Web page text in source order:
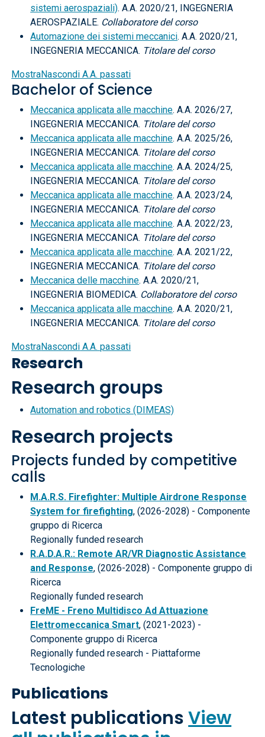
sistemi aerospaziali). A.A. 2020/21, INGEGNERIA
AEROSPAZIALE. Collaboratore del corso
Automazione dei sistemi meccanici. A.A. 2020/21,
INGEGNERIA MECCANICA. Titolare del corso
MostraNascondi A.A. passati
Bachelor of Science
Meccanica applicata alle macchine. A.A. 2026/27,
INGEGNERIA MECCANICA. Titolare del corso
Meccanica applicata alle macchine. A.A. 2025/26,
INGEGNERIA MECCANICA. Titolare del corso
Meccanica applicata alle macchine. A.A. 2024/25,
INGEGNERIA MECCANICA. Titolare del corso
Meccanica applicata alle macchine. A.A. 2023/24,
INGEGNERIA MECCANICA. Titolare del corso
Meccanica applicata alle macchine. A.A. 2022/23,
INGEGNERIA MECCANICA. Titolare del corso
Meccanica applicata alle macchine. A.A. 2021/22,
INGEGNERIA MECCANICA. Titolare del corso
Meccanica delle macchine. A.A. 2020/21,
INGEGNERIA BIOMEDICA. Collaboratore del corso
Meccanica applicata alle macchine. A.A. 2020/21,
INGEGNERIA MECCANICA. Titolare del corso
MostraNascondi A.A. passati
Research
Research groups
Automation and robotics (DIMEAS)
Research projects
Projects funded by competitive
calls
M.A.R.S. Firefighter: Multiple Airdrone Response
System for firefighting, (2026-2028) - Componente
gruppo di Ricerca
Regionally funded research
R.A.D.A.R.: Remote AR/VR Diagnostic Assistance
and Response, (2026-2028) - Componente gruppo di
Ricerca
Regionally funded research
FreME - Freno Multidisco Ad Attuazione
Elettromeccanica Smart, (2021-2023) -
Componente gruppo di Ricerca
Regionally funded research - Piattaforme
Tecnologiche
Publications
Latest publicationsView